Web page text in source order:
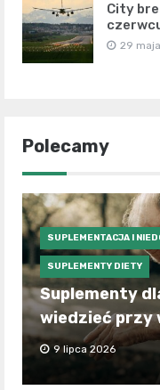
City
29
Polecamy
SUPLEMENTACJA I
SUPLEMENTY DIETY
Suplementy
wiedzieć przy
9 lipca 2026